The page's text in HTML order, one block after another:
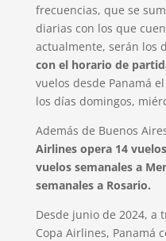
frecuencias, que se
diarias con los que
actualmente, serán los
con el horario de
vuelos desde Panamá
los días domingos,
Además de Buenos
Airlines opera 14
vuelos semanales a
semanales a Rosario.
Desde junio de 2024, a
Copa Airlines, Panamá